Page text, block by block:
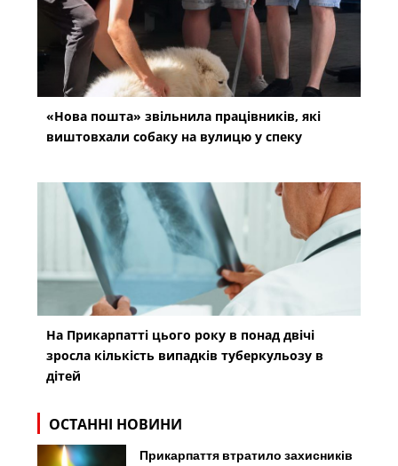
«Нова пошта» звільнила працівників, які
виштовхали собаку на вулицю у спеку
На Прикарпатті цього року в понад двічі
зросла кількість випадків туберкульозу в
дітей
ОСТАННІ НОВИНИ
Прикарпаття втратило захисників